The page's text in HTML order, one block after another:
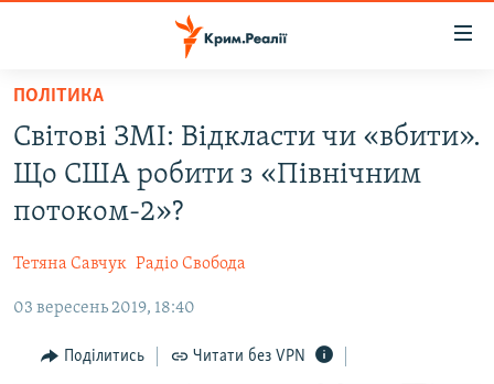
Перейти
основного
матеріалу
до
основної
Перейти
пошуку
ВІДЕО ТА ФОТО
БЛОГИ
ПОГЛЯД
ІНТЕРВ'Ю
ПОЛІТИКА
Світові ЗМІ: Відкласти чи «вбити».
Що США робити з «Північним
потоком-2»?
Тетяна Савчук Радіо Свобода
03 вересень 2019, 18:40
Поділитись Читати без VPN